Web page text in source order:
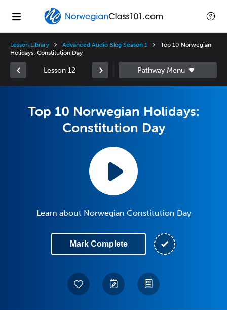
Lesson Library Advanced Audio Blog Season 1
Top 10 Norwegian
Holidays: Constitution Day
Lesson 12
Top 10 Norwegian Holidays:
Constitution Day
Learn about Norwegian Constitution Day
Mark Complete